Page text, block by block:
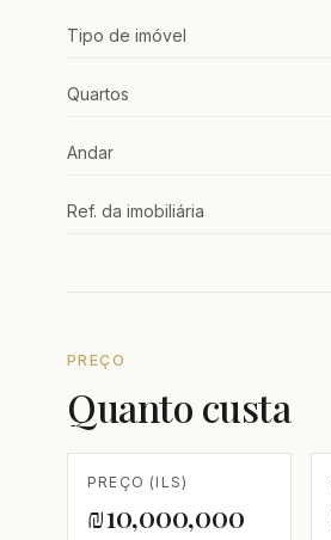
Tipo de imóvel
Quartos
Andar
Ref. da imobiliária
PREÇO
Quanto custa
PREÇO (ILS)
₪10,000,000